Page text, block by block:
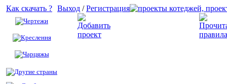
Как скачать ?
Чертежи
Креслення
Чарцяжы
Другие страны
Выход /Регистрация